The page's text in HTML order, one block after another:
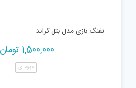
تفنگ بازی مدل بتل گراند
1,500,000 تومان
قهوه ای